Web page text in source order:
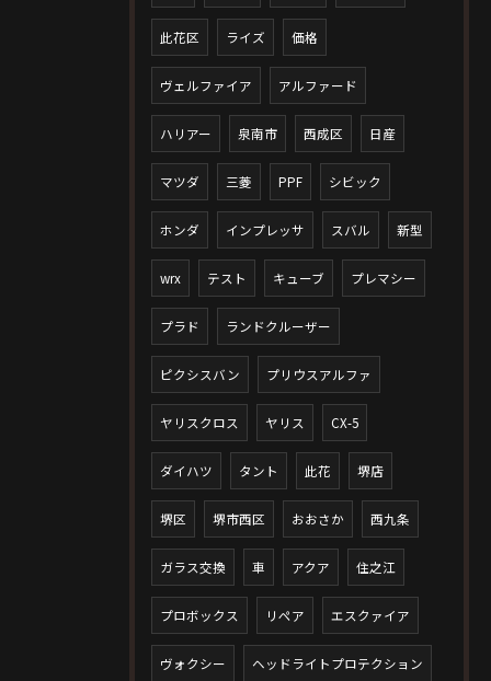
此花区 ライズ 価格
ヴェルファイア アルファード
ハリアー 泉南市 西成区 日産
マツダ 三菱 PPF シビック
ホンダ インプレッサ スバル 新型
wrx テスト キューブ プレマシー
プラド ランドクルーザー
ピクシスバン プリウスアルファ
ヤリスクロス ヤリス CX-5
ダイハツ タント 此花 堺店
堺区 堺市西区 おおさか 西九条
ガラス交換 車 アクア 住之江
プロボックス リペア エスクァイア
ヴォクシー ヘッドライトプロテクション